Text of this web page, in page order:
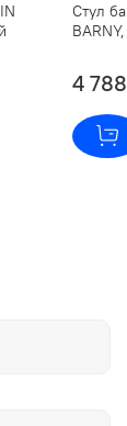
Стул
4